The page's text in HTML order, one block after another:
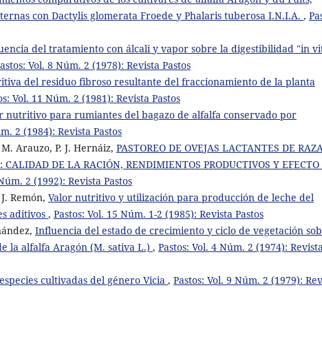
con Dactylis glomerata Froede y Phalaris tuberosa I.N.I.A. ,
del tratamiento con álcali y vapor sobre la digestibilidad "in
Vol. 8 Núm. 2 (1978): Revista Pastos
del residuo fibroso resultante del fraccionamiento de la planta
Vol. 11 Núm. 2 (1981): Revista Pastos
nutritivo para rumiantes del bagazo de alfalfa conservado por
2 (1984): Revista Pastos
Arauzo, P. J. Hernáiz, PASTOREO DE OVEJAS LACTANTES DE
DE LA RACIÓN, RENDIMIENTOS PRODUCTIVOS Y EFECTO
2 (1992): Revista Pastos
Remón, Valor nutritivo y utilización para producción de leche del
aditivos , Pastos: Vol. 15 Núm. 1-2 (1985): Revista Pastos
Influencia del estado de crecimiento y ciclo de vegetación
la alfalfa Aragón (M. sativa L.) , Pastos: Vol. 4 Núm. 2 (1974):
cultivadas del género Vicia , Pastos: Vol. 9 Núm. 2 (1979):